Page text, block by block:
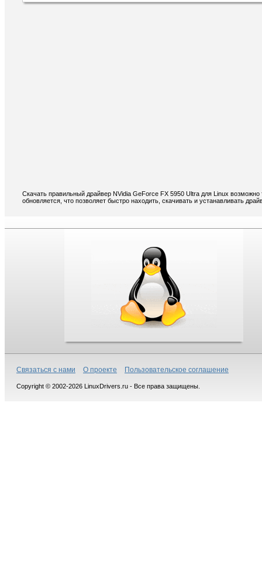
Скачать правильный драйвер NVidia GeForce FX 5950 Ultra для Linux
обновляется, что позволяет быстро находить, скачивать и устанавливать
Связаться с нами О проекте Пользовательское соглашение
Copyright © 2002-2026 LinuxDrivers.ru - Все права защищены.